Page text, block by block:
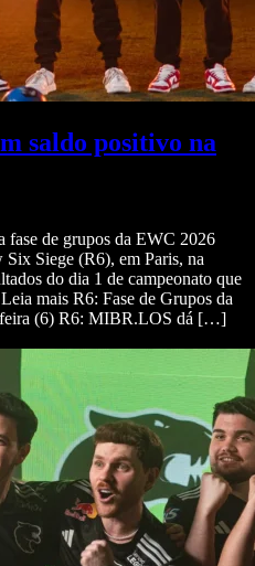
saldo positivo na
fase de grupos da EWC 2026
Siege (R6), em Paris, na
do dia 1 de campeonato que
mais R6: Fase de Grupos da
feira (6) R6: MIBR.LOS dá […]